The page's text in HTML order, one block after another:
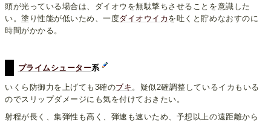
頭が光っている場合は、ダイオウを無駄撃ちさせることを意識した
い。塗り性能が低いため、一度ダイオウイカ を吐くと貯めなおすのに
時間がかかる。
プライムシューター系
いくら防御力を上げても3確のブキ 。疑似2確調整しているイカもいる
のでスリップダメージにも気を付けておきたい。
射程が長く、集弾性も高く、弾速も速いため、予想以上の遠距離から